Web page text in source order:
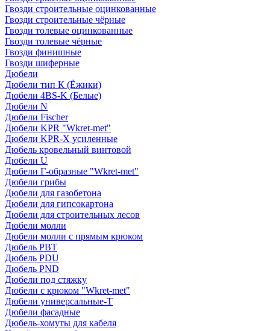
Гвозди строительные оцинкованные
Гвозди строительные чёрные
Гвозди толевые оцинкованные
Гвозди толевые чёрные
Гвозди финишные
Гвозди шиферные
Дюбели
Дюбели тип К (Ёжики)
Дюбели 4BS-K (Белые)
Дюбели N
Дюбели Fischer
Дюбели KPR "Wkret-met"
Дюбели KPR-Х усиленные
Дюбель кровельный винтовой
Дюбели U
Дюбели Г-образные "Wkret-met"
Дюбели грибы
Дюбели для газобетона
Дюбели для гипсокартона
Дюбели для строительных лесов
Дюбели молли
Дюбели молли с прямым крюком
Дюбель PBT
Дюбель PDU
Дюбель PND
Дюбели под стяжку
Дюбели с крюком "Wkret-met"
Дюбели универсальные-Т
Дюбели фасадные
Дюбель-хомуты для кабеля